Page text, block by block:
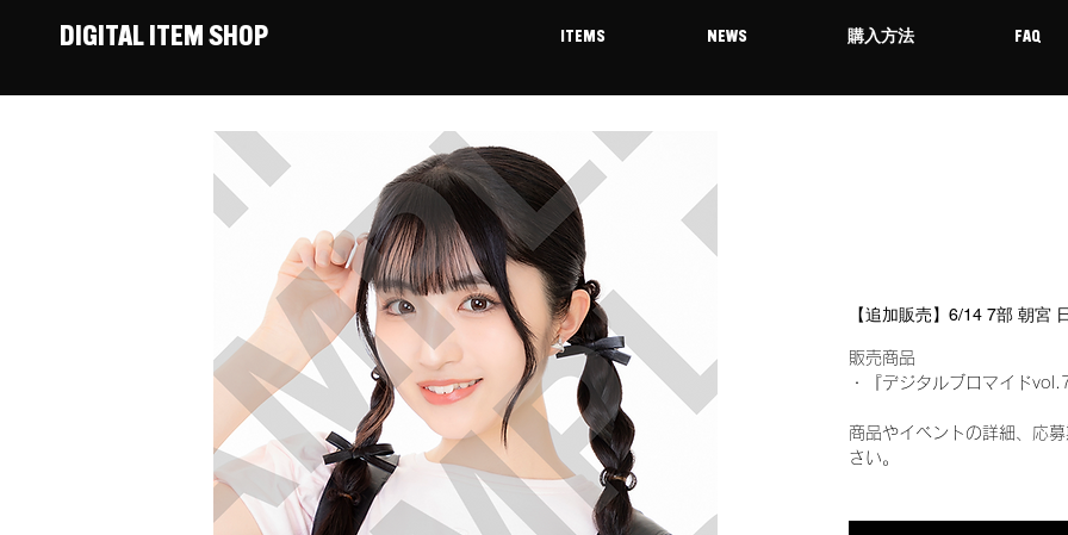
DIGITAL ITEM SHOP ITEMS NEWS 購入方法 FAQ
【追加販売】6/14 7部 朝宮
販売商品
・『デジタルブロマイド
商品やイベントの詳細、応
さい。